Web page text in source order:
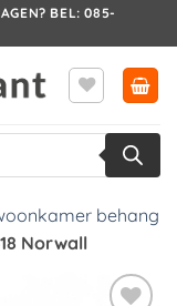
BEL: 085-
behang
Norwall